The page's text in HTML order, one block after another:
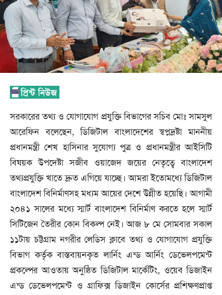
সরকারের তথ্য ও যোগাযোগ প্রযুক্তি বিভাগের সচিব মোঃ সামসুল
আরেফিন বলেছেন, ডিজিটাল বাংলাদেশের স্বপ্নদ্রষ্টা মাননীয়
প্রধানমন্ত্রী শেখ হাসিনার সুযোগ্য পুত্র ও প্রধানমন্ত্রীর আইসিটি
বিষয়ক উপদেষ্টা সজীব ওয়াজেদ জয়ের নেতৃত্বে বাংলাদেশ
তথ্যপ্রযুক্তি খাতে দ্রুত এগিয়ে যাচ্ছে। আমরা ইতোমধ্যে ডিজিটাল
বাংলাদেশ বিনির্মাণসহ মধ্যম আয়ের দেশে উন্নীত হয়েছি। আগামী
২০৪১ সালের মধ্যে স্মার্ট বাংলাদেশ বিনির্মাণ করতে হলে স্মার্ট
সিটিজেন তৈরীর কোন বিকল্প নেই। আজ ৮ মে সোমবার সকাল
১১টায় চট্টগ্রাম নগরীর লেডিস ক্লাবে তথ্য ও যোগাযোগ প্রযুক্তি
বিভাগ কর্তৃক বাস্তবায়নকৃত লার্নিং এন্ড আর্নিং ডেভেলপমেন্ট
প্রকল্পের আওতায় অনুষ্ঠিত ডিজিটাল মার্কেটিং, ওয়েব ডিজাইন
এন্ড ডেভেলপমেন্ট ও গ্রাফিক্স ডিজাইন কোর্সের প্রশিক্ষণপ্রাপ্ত